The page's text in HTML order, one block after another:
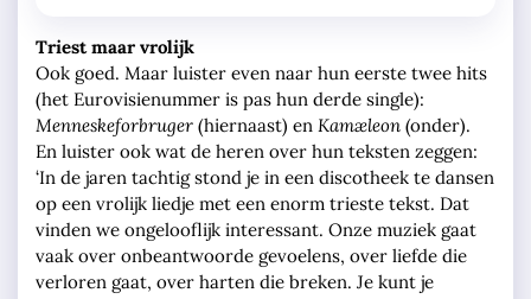
Triest maar vrolijk
Ook goed. Maar luister even naar hun eerste twee hits
(het Eurovisienummer is pas hun derde single):
Menneskeforbruger (hiernaast) en Kamæleon (onder).
En luister ook wat de heren over hun teksten zeggen:
‘In de jaren tachtig stond je in een discotheek te dansen
op een vrolijk liedje met een enorm trieste tekst. Dat
vinden we ongelooflijk interessant. Onze muziek gaat
vaak over onbeantwoorde gevoelens, over liefde die
verloren gaat, over harten die breken. Je kunt je